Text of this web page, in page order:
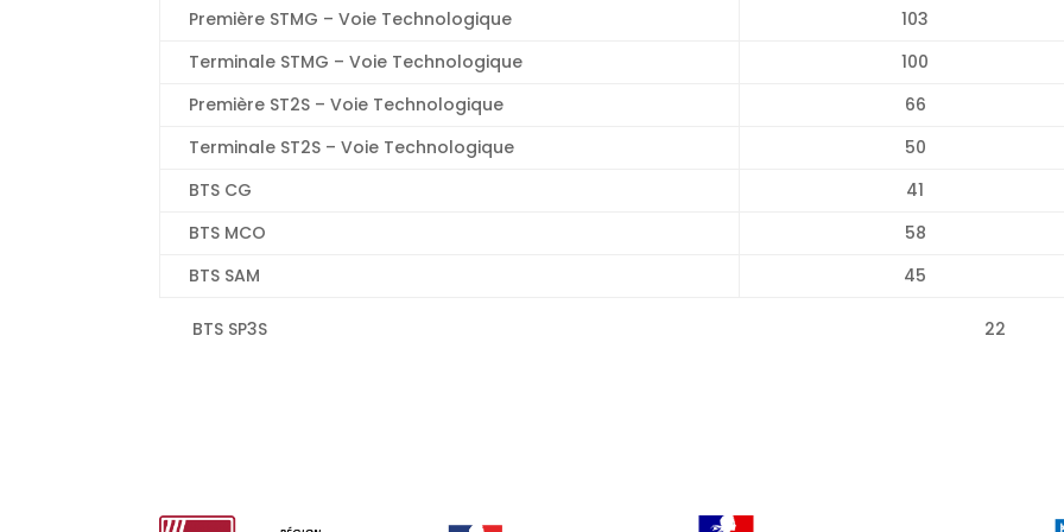
Première STMG – Voie Technologique
103
Terminale STMG – Voie Technologique
100
Première ST2S – Voie Technologique
66
Terminale ST2S – Voie Technologique
50
BTS CG
41
BTS MCO
58
BTS SAM
45
BTS SP3S